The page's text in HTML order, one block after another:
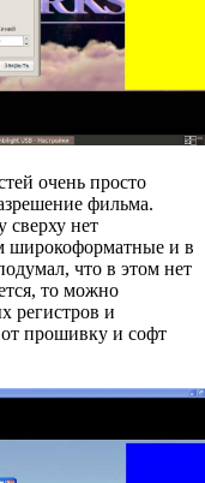
очень просто
фильма.
сверху нет
широкоформатные и в
что в этом нет
то можно
регистров и
прошивку и софт